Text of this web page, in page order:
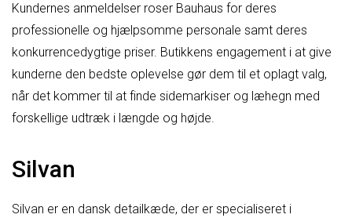
Kundernes anmeldelser roser Bauhaus for deres
professionelle og hjælpsomme personale samt deres
konkurrencedygtige priser. Butikkens engagement i at give
kunderne den bedste oplevelse gør dem til et oplagt valg,
når det kommer til at finde sidemarkiser og læhegn med
forskellige udtræk i længde og højde.
Silvan
Silvan er en dansk detailkæde, der er specialiseret i